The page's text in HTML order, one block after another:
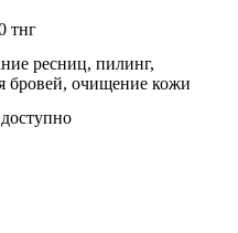
тнг
ресниц, пилинг,
бровей, очищение кожи